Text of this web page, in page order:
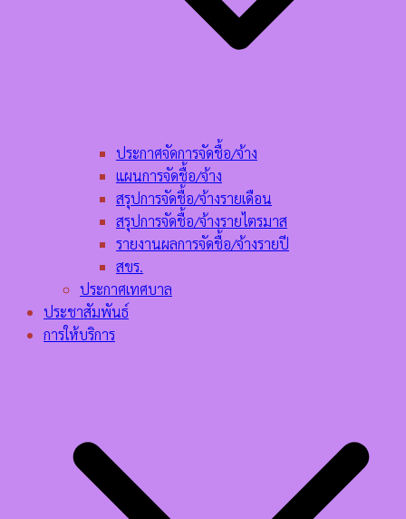
ประกาศจัดการจัดชื้อ/จ้าง
แผนการจัดชื้อ/จ้าง
สรุปการจัดชื้อ/จ้างรายเดือน
สรุปการจัดชื้อ/จ้างรายไตรมาส
รายงานผลการจัดชื้อ/จ้างรายปี
สขร.
ประกาศเทศบาล
ประชาสัมพันธ์
การให้บริการ